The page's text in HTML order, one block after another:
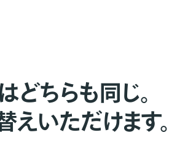
どちらも同じ。
えいただけます。